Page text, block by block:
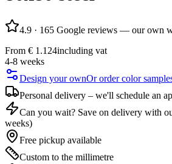
4.9 · 165 Google reviews — our own
From € 1.124including vat
4-8 weeks
Design your ownOr order color
Personal delivery – we'll schedule an
Can you wait? Save on delivery with
weeks)
Free pickup available
Custom to the millimetre